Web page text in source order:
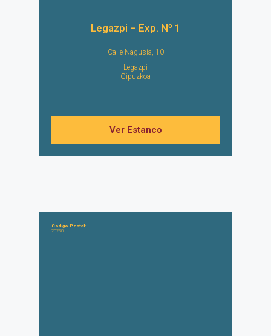
Legazpi – Exp. Nº 1
Calle Nagusia, 10
Legazpi
Gipuzkoa
Ver Estanco
Código Postal:
20230